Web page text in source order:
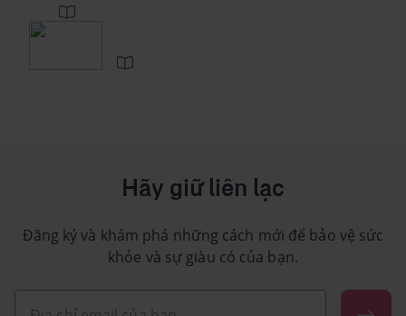
Hãy giữ liên lạc
Đăng ký và khám phá những cách mới để bảo vệ sức
khỏe và sự giàu có của bạn.